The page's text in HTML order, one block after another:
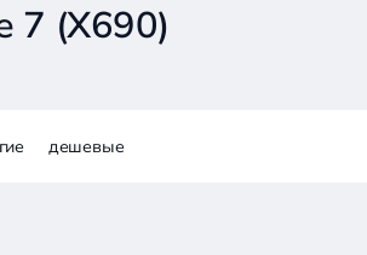
7 (X690)
дешевые